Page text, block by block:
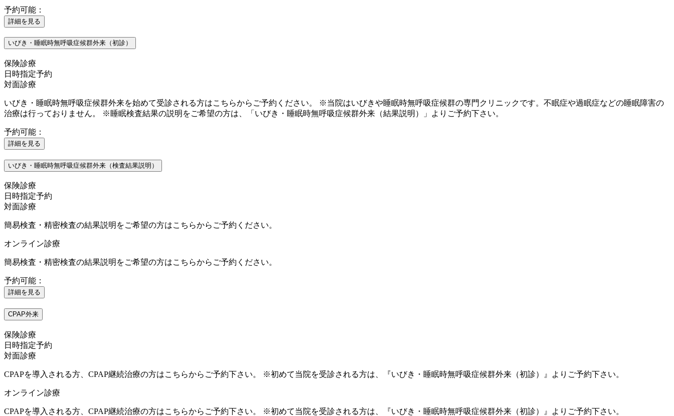
予約可能：
詳細を見る
いびき・睡眠時無呼吸症候群外来（初診）
保険診療
日時指定予約
対面診療
いびき・睡眠時無呼吸症候群外来を始めて受診される方はこちらからご予約ください。 ※当院はいびきや睡眠時無呼吸症候群の専門クリニックです。不眠症や過眠症などの睡眠障害の
治療は行っておりません。 ※睡眠検査結果の説明をご希望の方は、「いびき・睡眠時無呼吸症候群外来（結果説明）」よりご予約下さい。
予約可能：
詳細を見る
いびき・睡眠時無呼吸症候群外来（検査結果説明）
保険診療
日時指定予約
対面診療
簡易検査・精密検査の結果説明をご希望の方はこちらからご予約ください。
オンライン診療
簡易検査・精密検査の結果説明をご希望の方はこちらからご予約ください。
予約可能：
詳細を見る
CPAP外来
保険診療
日時指定予約
対面診療
CPAPを導入される方、CPAP継続治療の方はこちらからご予約下さい。 ※初めて当院を受診される方は、『いびき・睡眠時無呼吸症候群外来（初診）』よりご予約下さい。
オンライン診療
CPAPを導入される方、CPAP継続治療の方はこちらからご予約下さい。 ※初めて当院を受診される方は、『いびき・睡眠時無呼吸症候群外来（初診）』よりご予約下さい。